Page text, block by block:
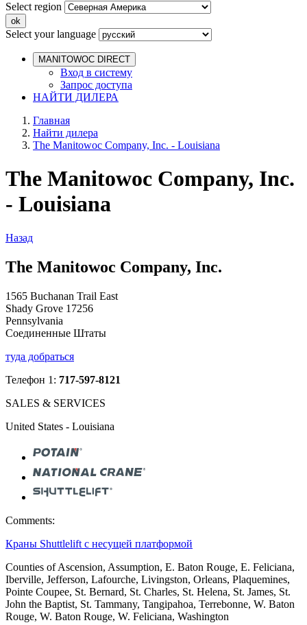
Select region
Select your language
MANITOWOC DIRECT
Вход в систему
Запрос доступа
НАЙТИ ДИЛЕРА
Главная
Найти дилера
The Manitowoc Company, Inc. - Louisiana
The Manitowoc Company, Inc.
- Louisiana
Назад
The Manitowoc Company, Inc.
1565 Buchanan Trail East
Shady Grove 17256
Pennsylvania
Соединенные Штаты
туда добраться
Телефон 1: 717-597-8121
SALES & SERVICES
United States - Louisiana
Comments:
Краны Shuttlelift с несущей платформой
Counties of Ascension, Assumption, E. Baton Rouge, E. Feliciana,
Iberville, Jefferson, Lafourche, Livingston, Orleans, Plaquemines,
Pointe Coupee, St. Bernard, St. Charles, St. Helena, St. James, St.
John the Baptist, St. Tammany, Tangipahoa, Terrebonne, W. Baton
Rouge, W. Baton Rouge, W. Feliciana, Washington